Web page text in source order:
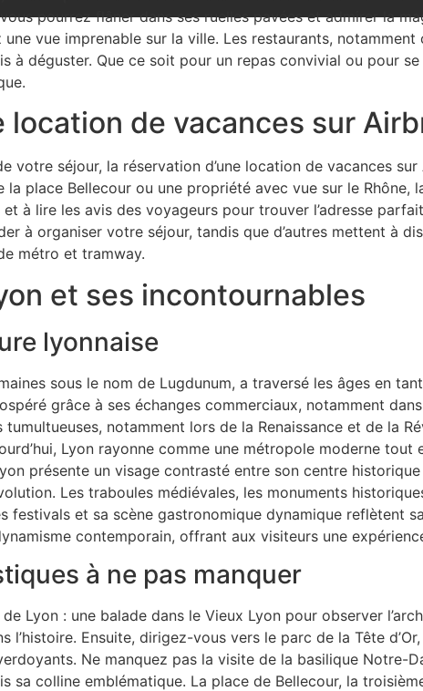
vous pourrez flâner dans ses ruelles pavées et admirer la
une vue imprenable sur la ville. Les restaurants,
à déguster. Que ce soit pour un repas convivial ou pour
location de vacances sur
votre séjour, la réservation d’une location de vacances
place Bellecour ou une propriété avec vue sur le Rhône,
à lire les avis des voyageurs pour trouver l’adresse
à organiser votre séjour, tandis que d’autres mettent à
métro et tramway.
et ses incontournables
lyonnaise
sous le nom de Lugdunum, a traversé les âges en
grâce à ses échanges commerciaux, notamment
tumultueuses, notamment lors de la Renaissance et de la
Lyon rayonne comme une métropole moderne
présente un visage contrasté entre son centre
Les traboules médiévales, les monuments
festivals et sa scène gastronomique dynamique reflètent
contemporain, offrant aux visiteurs une
à ne pas manquer
Lyon : une balade dans le Vieux Lyon pour observer
l’histoire. Ensuite, dirigez-vous vers le parc de la Tête
Ne manquez pas la visite de la basilique Notre-
sa colline emblématique. La place de Bellecour, la